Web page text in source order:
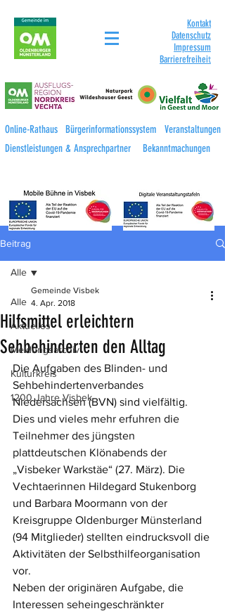
Kontakt
Datenschutz
Impressum
Barrierefreiheit
Online-Rathaus Bürgerinformationssystem
Veranstaltungen
Dienstleistungen & Ansprechpartner
Bekanntmachungen
Beitrag
Alle
Aktuelles
Meldungsarchiv
Kulturkreis
1200 Jahre Visbek
Alle
Hilfsmittel erleichtern
Sehbehinderten den Alltag
Gemeinde Visbek
4. Apr. 2018
Die Aufgaben des Blinden- und
Sehbehindertenverbandes
Niedersachsen (BVN) sind vielfältig.
Dies und vieles mehr erfuhren die
Teilnehmer des jüngsten
plattdeutschen Klönabends der
„Visbeker Warkstäe“ (27. März). Die
Vechtaerinnen Hildegard Stukenborg
und Barbara Moormann von der
Kreisgruppe Oldenburger Münsterland
(94 Mitglieder) stellten eindrucksvoll die
Aktivitäten der Selbsthilfeorganisation
vor.
Neben der originären Aufgabe, die
Interessen seheingeschränkter